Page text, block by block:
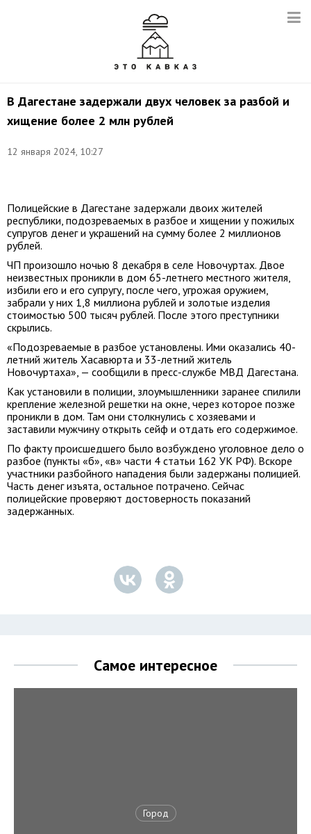
В Дагестане задержали двух человек за разбой и
хищение более 2 млн рублей
12 января 2024, 10:27
Полицейские в Дагестане задержали двоих жителей
республики, подозреваемых в разбое и хищении у пожилых
супругов денег и украшений на сумму более 2 миллионов
рублей.
ЧП произошло ночью 8 декабря в селе Новочуртах. Двое
неизвестных проникли в дом 65-летнего местного жителя,
избили его и его супругу, после чего, угрожая оружием,
забрали у них 1,8 миллиона рублей и золотые изделия
стоимостью 500 тысяч рублей. После этого преступники
скрылись.
«Подозреваемые в разбое установлены. Ими оказались 40-
летний житель Хасавюрта и 33-летний житель
Новочуртаха», — сообщили в пресс-службе МВД Дагестана.
Как установили в полиции, злоумышленники заранее спилили
крепление железной решетки на окне, через которое позже
проникли в дом. Там они столкнулись с хозяевами и
заставили мужчину открыть сейф и отдать его содержимое.
По факту происшедшего было возбуждено уголовное дело о
разбое (пункты «б», «в» части 4 статьи 162 УК РФ). Вскоре
участники разбойного нападения были задержаны полицией.
Часть денег изъята, остальное потрачено. Сейчас
полицейские проверяют достоверность показаний
задержанных.
Самое интересное
Город